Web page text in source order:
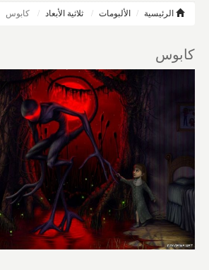
الرئيسية الألبومات ثلاثية الأبعاد كابوس
كابوس